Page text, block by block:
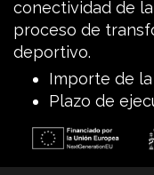
conectividad de
proceso de
deportivo.
Importe de la
Plazo de